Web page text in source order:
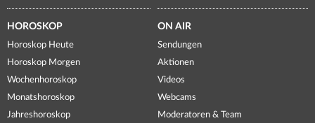
HOROSKOP
Horoskop Heute
Horoskop Morgen
Wochenhoroskop
Monatshoroskop
Jahreshoroskop
ON AIR
Sendungen
Aktionen
Videos
Webcams
Moderatoren & Team